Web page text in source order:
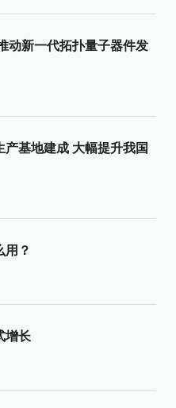
动新一代拓扑量子器件发
基地建成 大幅提升我国
用？
增长